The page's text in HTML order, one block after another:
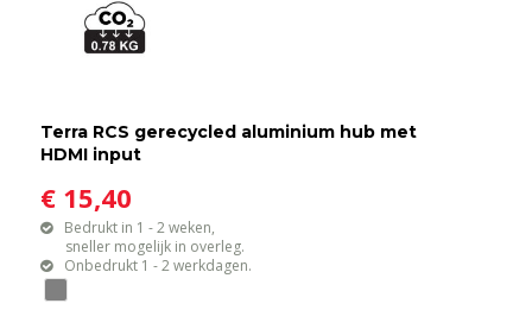
Terra RCS gerecycled aluminium hub met
HDMI input
€ 15,40
Bedrukt in 1 - 2 weken,
sneller mogelijk in overleg.
Onbedrukt 1 - 2 werkdagen.